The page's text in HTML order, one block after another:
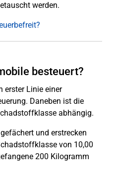
werden.
besteuert?
erster Linie einer
Daneben ist die
abhängig.
und erstrecken
von 10,00
200 Kilogramm